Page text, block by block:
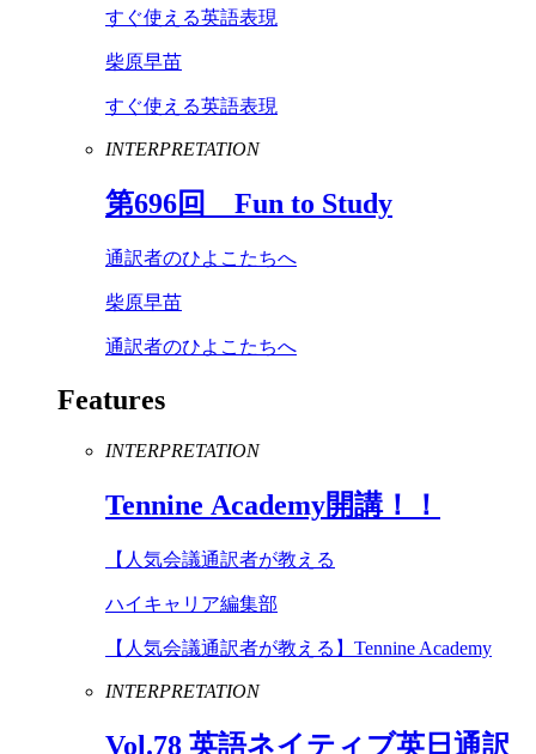
すぐ使える英語表現
柴原早苗
すぐ使える英語表現
INTERPRETATION
第696回 Fun to Study
通訳者のひよこたちへ
柴原早苗
通訳者のひよこたちへ
Features
INTERPRETATION
Tennine Academy開講！！
【人気会議通訳者が教える
ハイキャリア編集部
【人気会議通訳者が教える】Tennine Academy
INTERPRETATION
Vol.78 英語ネイティブ英日通訳